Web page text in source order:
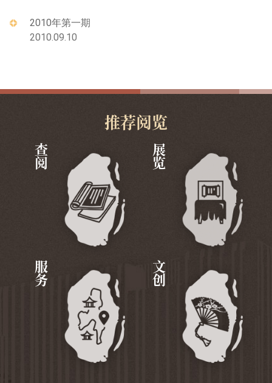
2010年第一期
2010.09.10
推荐阅览
查阅 展览
服务 文创